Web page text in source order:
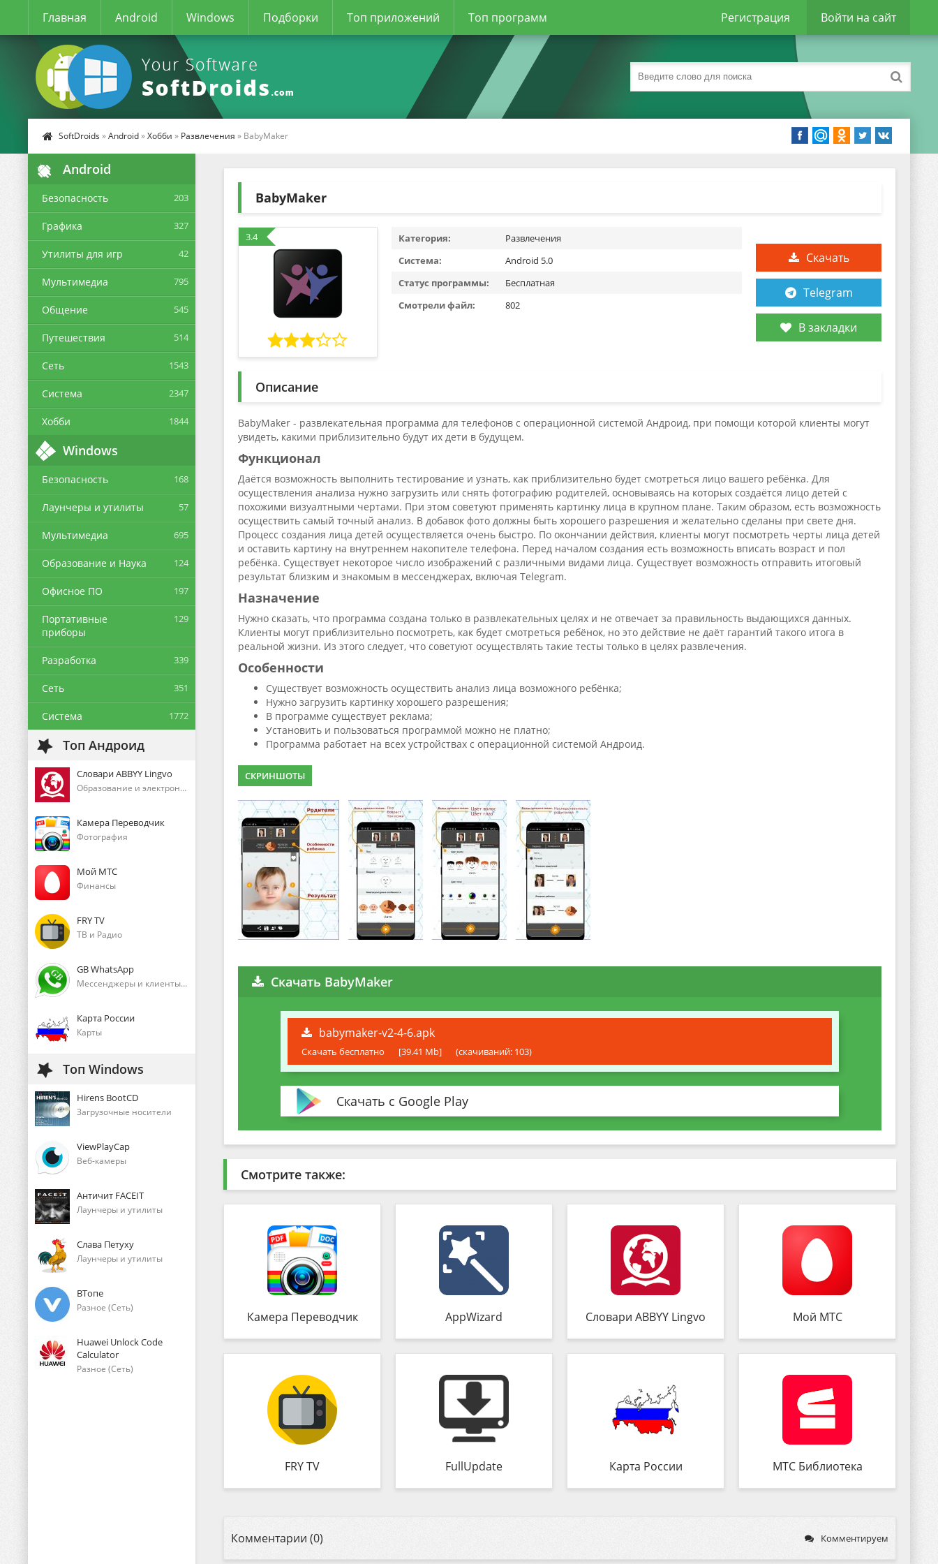
Главная Android Windows Подборки Топ приложений Топ программ Регистрация Войти на сайт
SoftDroids »Android»Хобби » Развлечения » BabyMaker
Android
Безопасность 203
Графика 327
Утилиты для игр 42
Мультимедиа 795
Общение 545
Путешествия 514
Сеть 1543
Система 2347
Хобби 1844
Windows
Безопасность 168
Лаунчеры и утилиты 57
Мультимедиа 695
Образование и Наука 124
Офисное ПО 197
Портативные
приборы
129
Разработка 339
Сеть 351
Система 1772
Топ Андроид
Словари ABBYY Lingvo
Образование и электронные книги
Камера Переводчик
Фотография
Мой МТС
Финансы
FRY TV
ТВ и Радио
GB WhatsApp
Мессенджеры и клиенты голосового общения
Карта России
Карты
Топ Windows
Hirens BootCD
Загрузочные носители
ViewPlayCap
Веб-камеры
Античит FACEIT
Лаунчеры и утилиты
Слава Петуху
Лаунчеры и утилиты
ВТопе
Разное (Сеть)
Huawei Unlock Code
Calculator
Разное (Сеть)
BabyMaker
3.4
Скачать
Telegram
В закладки
Категория:
Развлечения
Система:
Android 5.0
Статус программы:
Бесплатная
Смотрели файл:
802
Описание
BabyMaker - развлекательная программа для телефонов с операционной системой Андроид, при помощи которой клиенты могут
увидеть, какими приблизительно будут их дети в будущем.
Функционал
Даётся возможность выполнить тестирование и узнать, как приблизительно будет смотреться лицо вашего ребёнка. Для
осуществления анализа нужно загрузить или снять фотографию родителей, основываясь на которых создаётся лицо детей с
похожими визуалтными чертами. При этом советуют применять картинку лица в крупном плане. Таким образом, есть возможность
осуществить самый точный анализ. В добавок фото должны быть хорошего разрешения и желательно сделаны при свете дня.
Процесс создания лица детей осуществляется очень быстро. По окончании действия, клиенты могут посмотреть черты лица детей
и оставить картину на внутреннем накопителе телефона. Перед началом создания есть возможность вписать возраст и пол
ребёнка. Существует некоторое число изображений с различными видами лица. Существует возможность отправить итоговый
результат близким и знакомым в мессенджерах, включая Telegram.
Назначение
Нужно сказать, что программа создана только в развлекательных целях и не отвечает за правильность выдающихся данных.
Клиенты могут приблизительно посмотреть, как будет смотреться ребёнок, но это действие не даёт гарантий такого итога в
реальной жизни. Из этого следует, что советуют осуществлять такие тесты только в целях развлечения.
Особенности
Существует возможность осуществить анализ лица возможного ребёнка;
Нужно загрузить картинку хорошего разрешения;
В программе существует реклама;
Установить и пользоваться программой можно не платно;
Программа работает на всех устройствах с операционной системой Андроид.
СКРИНШОТЫ
Скачать BabyMaker
babymaker-v2-4-6.apk
Скачать бесплатно [39.41 Mb] (cкачиваний: 103)
Скачать с Google Play
Смотрите также:
Камера Переводчик AppWizard Словари ABBYY Lingvo Мой МТС
FRY TV FullUpdate Карта России МТС Библиотека
Комментарии (0) Комментируем